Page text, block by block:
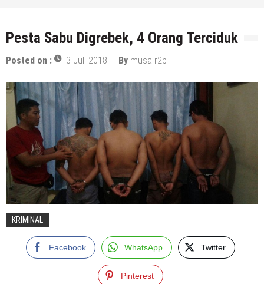
Pesta Sabu Digrebek, 4 Orang Terciduk
Posted on : 3 Juli 2018 By musa r2b
KRIMINAL
Facebook WhatsApp Twitter
Pinterest